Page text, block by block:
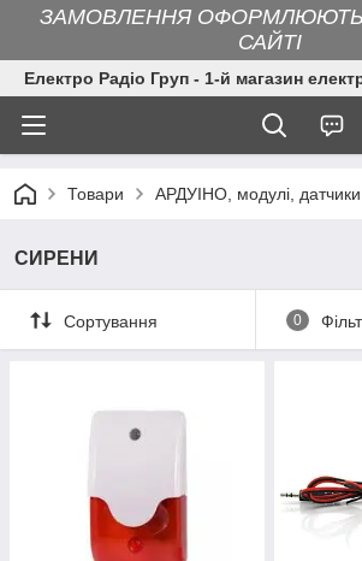
ЗАМОВЛЕННЯ
САЙТІ
Електро Радіо Груп - 1-й магазин
Товари АРДУІНО, модулі, датчики
СИРЕНИ
Сортування 0